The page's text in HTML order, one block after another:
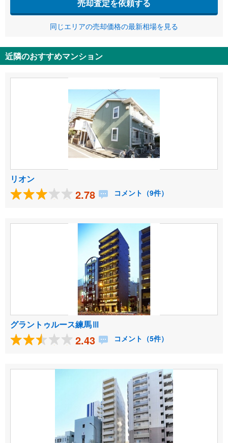
売却査定を依頼する
同じエリアの売却価格の最新相場を見る
近隣のおすすめマンション
リオン
2.78 コメント（9件）
グラントゥルース練馬Ⅲ
2.43 コメント（5件）